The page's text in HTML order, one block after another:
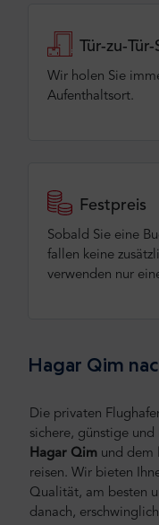
Tür-zu-
Wir holen Sie
Aufenthaltsort.
Festpreis
Sobald Sie eine
fallen keine
verwenden nur
Hagar Qim
Die privaten
sichere, günstige
Hagar Qim und dem
reisen. Wir bieten
Qualität, am besten
danach,